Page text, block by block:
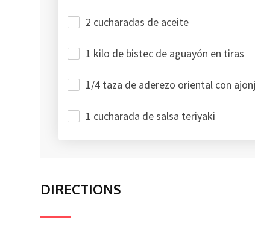
2 cucharadas de aceite
1 kilo de bistec de aguayón en tiras
1/4 taza de aderezo oriental con
1 cucharada de salsa teriyaki
DIRECTIONS